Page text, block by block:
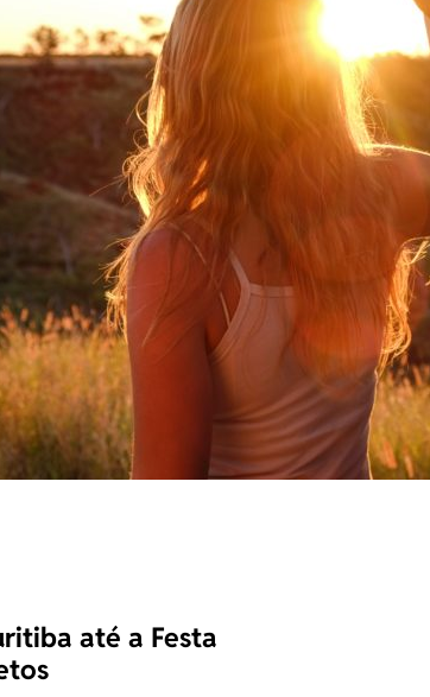
até a Festa